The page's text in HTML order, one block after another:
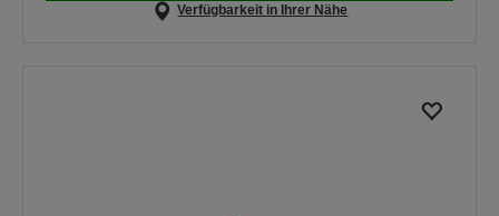
Verfügbarkeit in Ihrer Nähe